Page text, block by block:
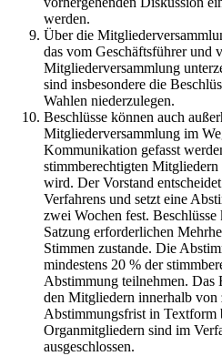
werden.
Über die
das vom Geschäftsführer und
Mitgliederversammlung
sind insbesondere die
Wahlen niederzulegen.
Beschlüsse können auch
Mitgliederversammlung im
Kommunikation gefasst
stimmberechtigten
wird. Der Vorstand
Verfahrens und setzt eine
zwei Wochen fest.
Satzung erforderlichen
Stimmen zustande. Die
mindestens 20 % der
Abstimmung teilnehmen. Das
den Mitgliedern innerhalb
Abstimmungsfrist in Textform
Organmitgliedern sind im
ausgeschlossen.